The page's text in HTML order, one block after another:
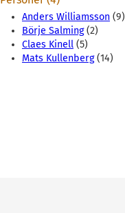
Anders Williamsson (9)
Börje Salming(2)
Claes Kinell (5)
Mats Kullenberg(14)